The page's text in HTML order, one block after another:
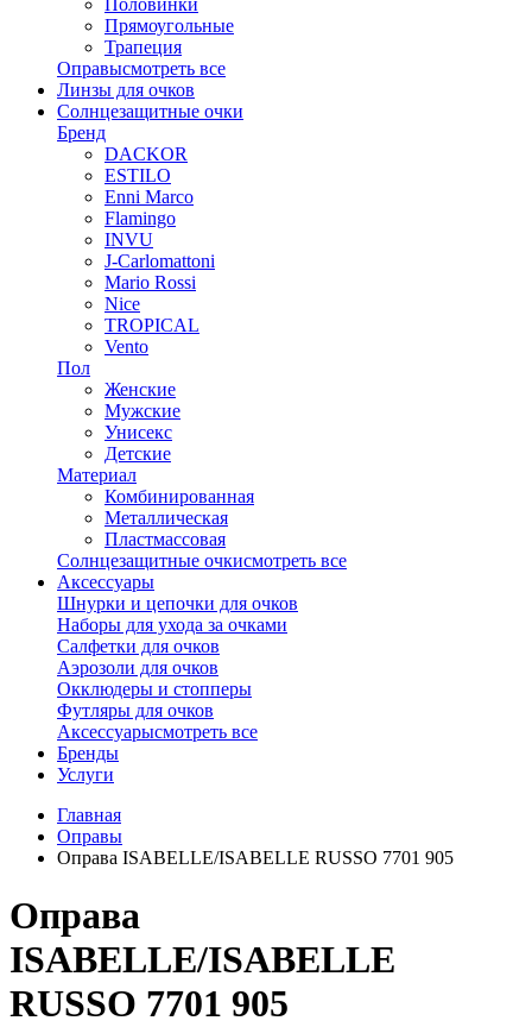
Прямоугольные
Трапеция
Оправысмотреть все
Линзы для очков
Солнцезащитные очки
Бренд
DACKOR
ESTILO
Enni Marco
Flamingo
INVU
J-Carlomattoni
Mario Rossi
Nice
TROPICAL
Vento
Пол
Женские
Мужские
Унисекс
Детские
Материал
Комбинированная
Металлическая
Пластмассовая
Солнцезащитные очкисмотреть все
Аксессуары
Шнурки и цепочки для очков
Наборы для ухода за очками
Салфетки для очков
Аэрозоли для очков
Окклюдеры и стопперы
Футляры для очков
Аксессуарысмотреть все
Бренды
Услуги
Главная
Оправы
Оправа ISABELLE/ISABELLE RUSSO 7701 905
Оправа
ISABELLE/ISABELLE
RUSSO 7701 905